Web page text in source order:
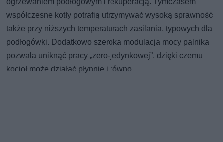
współczesne kotły potrafią utrzymywać wysoką sprawność
także przy niższych temperaturach zasilania, typowych dla
podłogówki. Dodatkowo szeroka modulacja mocy palnika
pozwala uniknąć pracy „zero-jedynkowej”, dzięki czemu
kocioł może działać płynnie i równo.